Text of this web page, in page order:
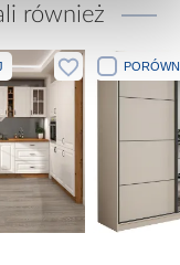
również